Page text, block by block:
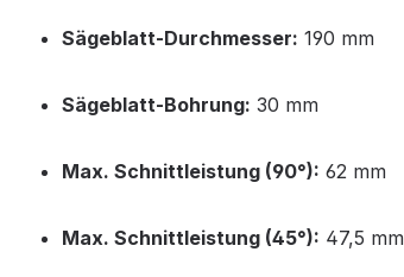
Sägeblatt-Durchmesser: 190 mm
Sägeblatt-Bohrung: 30 mm
Max. Schnittleistung (90°): 62 mm
Max. Schnittleistung (45°): 47,5 mm